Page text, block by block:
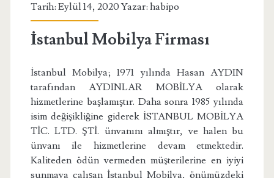
Tarih: Eylül 14, 2020 Yazar: habipo
İstanbul Mobilya Firması
İstanbul Mobilya; 1971 yılında Hasan AYDIN
tarafından AYDINLAR MOBİLYA olarak
hizmetlerine başlamıştır. Daha sonra 1985 yılında
isim değişikliğine giderek İSTANBUL MOBİLYA
TİC. LTD. ŞTİ. ünvanını almıştır, ve halen bu
ünvanı ile hizmetlerine devam etmektedir.
Kaliteden ödün vermeden müşterilerine en iyiyi
sunmaya çalışan İstanbul Mobilya, önümüzdeki